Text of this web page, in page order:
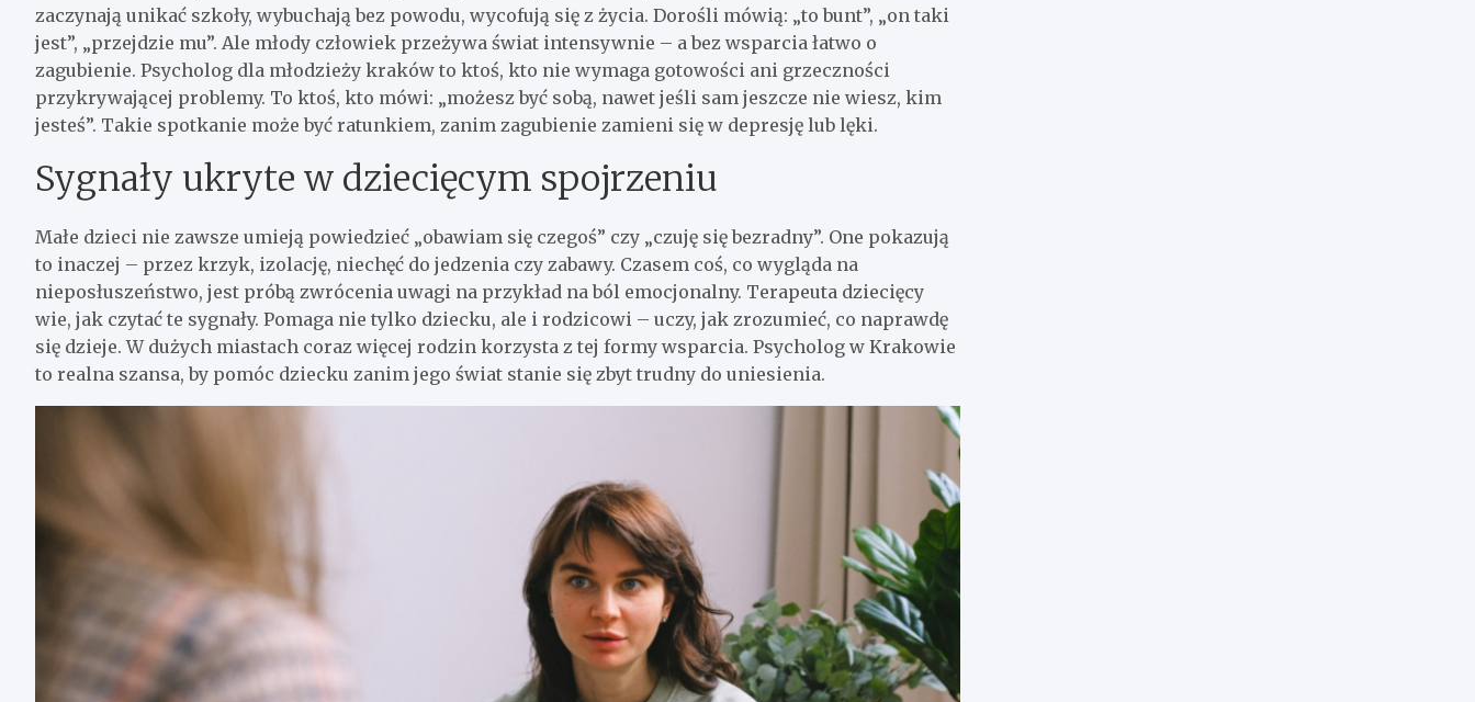
zaczynają unikać szkoły, wybuchają bez powodu, wycofują się z życia. Dorośli mówią: „to bunt”, „on taki
jest”, „przejdzie mu”. Ale młody człowiek przeżywa świat intensywnie – a bez wsparcia łatwo o
zagubienie. Psycholog dla młodzieży kraków to ktoś, kto nie wymaga gotowości ani grzeczności
przykrywającej problemy. To ktoś, kto mówi: „możesz być sobą, nawet jeśli sam jeszcze nie wiesz, kim
jesteś”. Takie spotkanie może być ratunkiem, zanim zagubienie zamieni się w depresję lub lęki.
Sygnały ukryte w dziecięcym spojrzeniu
Małe dzieci nie zawsze umieją powiedzieć „obawiam się czegoś” czy „czuję się bezradny”. One pokazują
to inaczej – przez krzyk, izolację, niechęć do jedzenia czy zabawy. Czasem coś, co wygląda na
nieposłuszeństwo, jest próbą zwrócenia uwagi na przykład na ból emocjonalny. Terapeuta dziecięcy
wie, jak czytać te sygnały. Pomaga nie tylko dziecku, ale i rodzicowi – uczy, jak zrozumieć, co naprawdę
się dzieje. W dużych miastach coraz więcej rodzin korzysta z tej formy wsparcia. Psycholog w Krakowie
to realna szansa, by pomóc dziecku zanim jego świat stanie się zbyt trudny do uniesienia.